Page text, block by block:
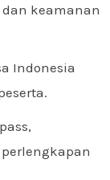
keamanan
Indonesia